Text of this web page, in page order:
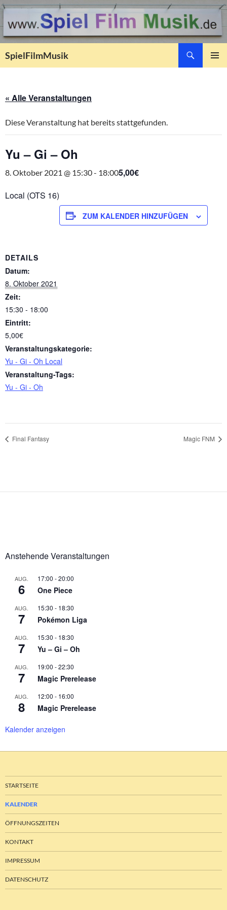
SpielFilmMusik
« Alle Veranstaltungen
Diese Veranstaltung hat bereits stattgefunden.
Yu – Gi – Oh
8. Oktober 2021 @ 15:30- 18:005,00€
Local (OTS 16)
ZUM KALENDER HINZUFÜGEN
DETAILS
Datum:
8. Oktober 2021
Zeit:
15:30 - 18:00
Eintritt:
5,00€
Veranstaltungskategorie:
Yu - Gi - Oh Local
Veranstaltung-Tags:
Yu - Gi - Oh
Final Fantasy Magic FNM
Anstehende Veranstaltungen
AUG.
6
17:00 -20:00
One Piece
AUG.
7
15:30 - 18:30
Pokémon Liga
AUG.
7
15:30 - 18:30
Yu – Gi – Oh
AUG.
7
19:00 -22:30
Magic Prerelease
AUG.
8
12:00 - 16:00
Magic Prerelease
Kalender anzeigen
STARTSEITE
KALENDER
ÖFFNUNGSZEITEN
KONTAKT
IMPRESSUM
DATENSCHUTZ